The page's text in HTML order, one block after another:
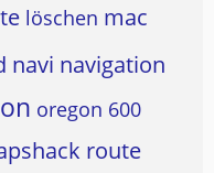
löschen mac
navi navigation
oregon 600
route